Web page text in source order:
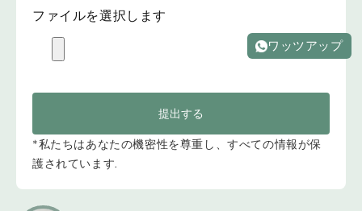
ファイルを選択します
提出する
*私たちはあなたの機密性を尊重し、すべての情報が保
護されています.
ワッツアップ